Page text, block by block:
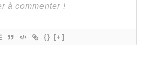
{} [+]